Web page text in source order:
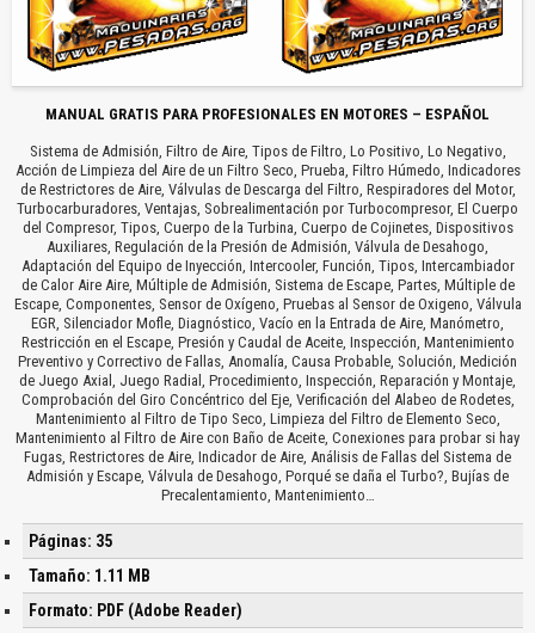
MANUAL GRATIS PARA PROFESIONALES EN MOTORES – ESPAÑOL
Sistema de Admisión, Filtro de Aire, Tipos de Filtro, Lo Positivo, Lo Negativo,
Acción de Limpieza del Aire de un Filtro Seco, Prueba, Filtro Húmedo, Indicadores
de Restrictores de Aire, Válvulas de Descarga del Filtro, Respiradores del Motor,
Turbocarburadores, Ventajas, Sobrealimentación por Turbocompresor, El Cuerpo
del Compresor, Tipos, Cuerpo de la Turbina, Cuerpo de Cojinetes, Dispositivos
Auxiliares, Regulación de la Presión de Admisión, Válvula de Desahogo,
Adaptación del Equipo de Inyección, Intercooler, Función, Tipos, Intercambiador
de Calor Aire Aire, Múltiple de Admisión, Sistema de Escape, Partes, Múltiple de
Escape, Componentes, Sensor de Oxígeno, Pruebas al Sensor de Oxigeno, Válvula
EGR, Silenciador Mofle, Diagnóstico, Vacío en la Entrada de Aire, Manómetro,
Restricción en el Escape, Presión y Caudal de Aceite, Inspección, Mantenimiento
Preventivo y Correctivo de Fallas, Anomalía, Causa Probable, Solución, Medición
de Juego Axial, Juego Radial, Procedimiento, Inspección, Reparación y Montaje,
Comprobación del Giro Concéntrico del Eje, Verificación del Alabeo de Rodetes,
Mantenimiento al Filtro de Tipo Seco, Limpieza del Filtro de Elemento Seco,
Mantenimiento al Filtro de Aire con Baño de Aceite, Conexiones para probar si hay
Fugas, Restrictores de Aire, Indicador de Aire, Análisis de Fallas del Sistema de
Admisión y Escape, Válvula de Desahogo, Porqué se daña el Turbo?, Bujías de
Precalentamiento, Mantenimiento…
Páginas: 35
Tamaño: 1.11 MB
Formato: PDF (Adobe Reader)